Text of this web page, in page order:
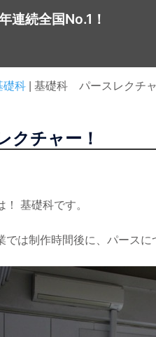
連続全国No.1！
礎科 基礎科 パースレクチャ
チャー！
！ 基礎科です。
では制作時間後に、パースに